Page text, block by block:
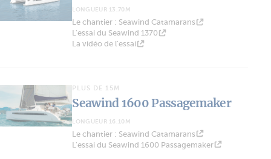
LONGUEUR 13.70M
Le chantier : Seawind Catamarans
L'essai du Seawind 1370
La vidéo de l'essai
PLUS DE 15M
Seawind 1600 Passagemaker
LONGUEUR 16.10M
Le chantier : Seawind Catamarans
L'essai du Seawind 1600 Passagemaker